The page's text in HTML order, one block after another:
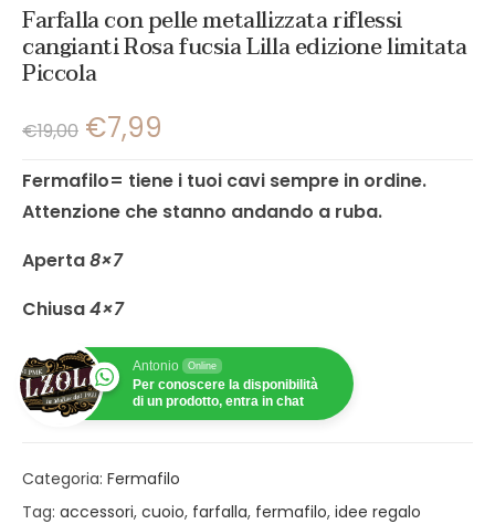
Farfalla con pelle metallizzata riflessi
cangianti Rosa fucsia Lilla edizione limitata
Piccola
€19,00 €7,99
Fermafilo= tiene i tuoi cavi sempre in ordine.
Attenzione che stanno andando a ruba.
Aperta8×7
Chiusa4×7
Antonio Online
Per conoscere la disponibilità
di un prodotto, entra in chat
Categoria: Fermafilo
Tag: accessori, cuoio, farfalla, fermafilo, idee regalo